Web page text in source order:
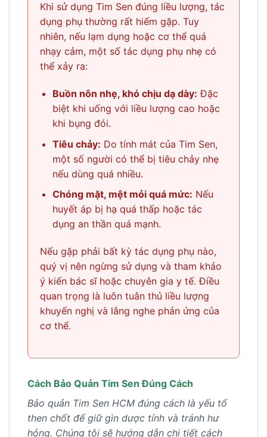
Khi sử dụng Tim Sen đúng liều lượng, tác
dụng phụ thường rất hiếm gặp. Tuy
nhiên, nếu lạm dụng hoặc cơ thể quá
nhạy cảm, một số tác dụng phụ nhẹ có
thể xảy ra:
Buồn nôn nhẹ, khó chịu dạ dày: Đặc
biệt khi uống với liều lượng cao hoặc
khi bụng đói.
Tiêu chảy: Do tính mát của Tim Sen,
một số người có thể bị tiêu chảy nhẹ
nếu dùng quá nhiều.
Chóng mặt, mệt mỏi quá mức: Nếu
huyết áp bị hạ quá thấp hoặc tác
dụng an thần quá mạnh.
Nếu gặp phải bất kỳ tác dụng phụ nào,
quý vị nên ngừng sử dụng và tham khảo
ý kiến bác sĩ hoặc chuyên gia y tế. Điều
quan trọng là luôn tuân thủ liều lượng
khuyến nghị và lắng nghe phản ứng của
cơ thể.
Cách Bảo Quản Tim Sen Đúng Cách
Bảo quản Tim Sen HCM đúng cách là yếu tố
then chốt để giữ gìn dược tính và tránh hư
hỏng. Chúng tôi sẽ hướng dẫn chi tiết cách